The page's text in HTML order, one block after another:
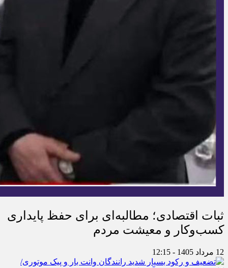
ثبات اقتصادی؛ مطالبه‌ای برای حفظ پایداری
کسب‌وکار و معیشت مردم
12 مرداد 1405 - 12:15